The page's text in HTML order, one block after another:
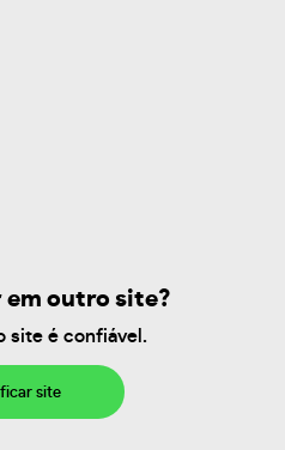
em outro site?
site é confiável.
site